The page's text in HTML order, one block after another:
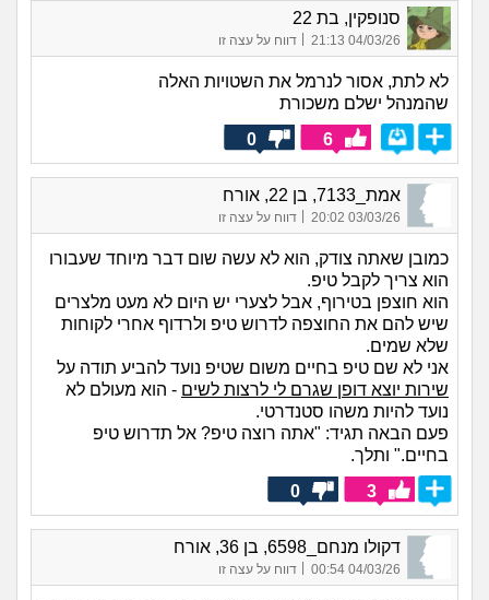
סנופקין, בת 22
04/03/26 21:13
| דווח על עצה זו
לא לתת, אסור לנרמל את השטויות האלה
שהמנהל ישלם משכורת
6
0
אמת_7133, בן 22, אורח
03/03/26 20:02
| דווח על עצה זו
כמובן שאתה צודק, הוא לא עשה שום דבר מיוחד שעבורו
הוא צריך לקבל טיפ.
הוא חוצפן בטירוף, אבל לצערי יש היום לא מעט מלצרים
שיש להם את החוצפה לדרוש טיפ ולרדוף אחרי לקוחות
שלא שמים.
אני לא שם טיפ בחיים משום שטיפ נועד להביע תודה על
שירות יוצא דופן שגרם לי לרצות לשים - הוא מעולם לא
נועד להיות משהו סטנדרטי.
פעם הבאה תגיד: "אתה רוצה טיפ? אל תדרוש טיפ
בחיים." ותלך.
3
0
דקולו מנחם_6598, בן 36, אורח
04/03/26 00:54 דווח על עצה זו